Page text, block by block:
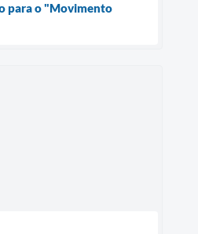
para o "Movimento